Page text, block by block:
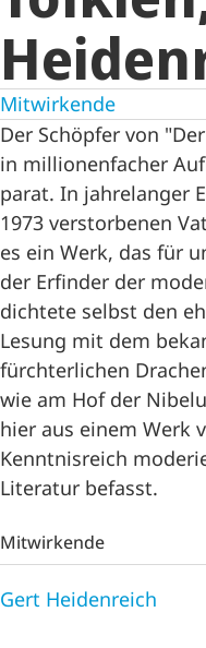
Mitwirkende
Der Schöpfer von
in millionenfacher
parat. In jahrelanger
1973 verstorbenen
es ein Werk, das für
der Erfinder der
dichtete selbst den
Lesung mit dem
fürchterlichen
wie am Hof der
hier aus einem Werk
Kenntnisreich
Literatur befasst.
Mitwirkende
Gert Heidenreich